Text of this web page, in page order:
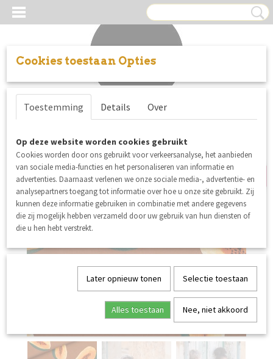
Inloggen Registreren
nieuw
Cookies toestaan Opties
Toestemming Details Over
Op deze website worden cookies gebruikt
Cookies worden door ons gebruikt voor verkeersanalyse, het aanbieden
van sociale media-functies en het personaliseren van informatie en
advertenties. Daarnaast verlenen we onze sociale media-, advertentie- en
analysepartners toegang tot informatie over hoe u onze site gebruikt. Zij
kunnen deze informatie gebruiken in combinatie met andere gegevens
die zij mogelijk hebben verzameld door uw gebruik van hun diensten of
die u hen hebt verstrekt.
Later opnieuw tonen Selectie toestaan
Alles toestaan Nee, niet akkoord